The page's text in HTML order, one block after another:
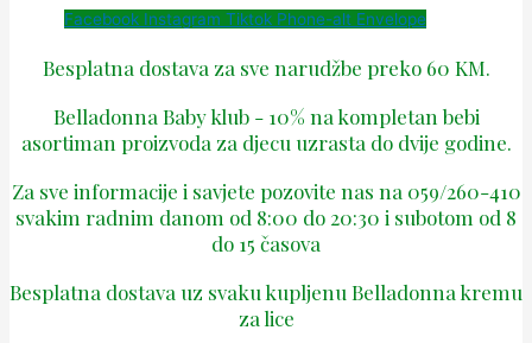
Facebook Instagram Tiktok Phone-alt Envelope
Besplatna dostava za sve narudžbe preko 60 KM.
Belladonna Baby klub - 10% na kompletan bebi
asortiman proizvoda za djecu uzrasta do dvije godine.
Za sve informacije i savjete pozovite nas na 059/260-410
svakim radnim danom od 8:00 do 20:30 i subotom od 8
do 15 časova
Besplatna dostava uz svaku kupljenu Belladonna kremu
za lice